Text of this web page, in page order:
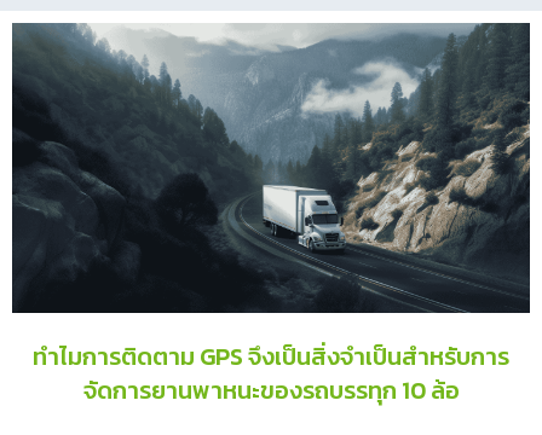
ทำไมการติดตาม GPS จึงเป็นสิ่งจำเป็นสำหรับการ
จัดการยานพาหนะของรถบรรทุก 10 ล้อ